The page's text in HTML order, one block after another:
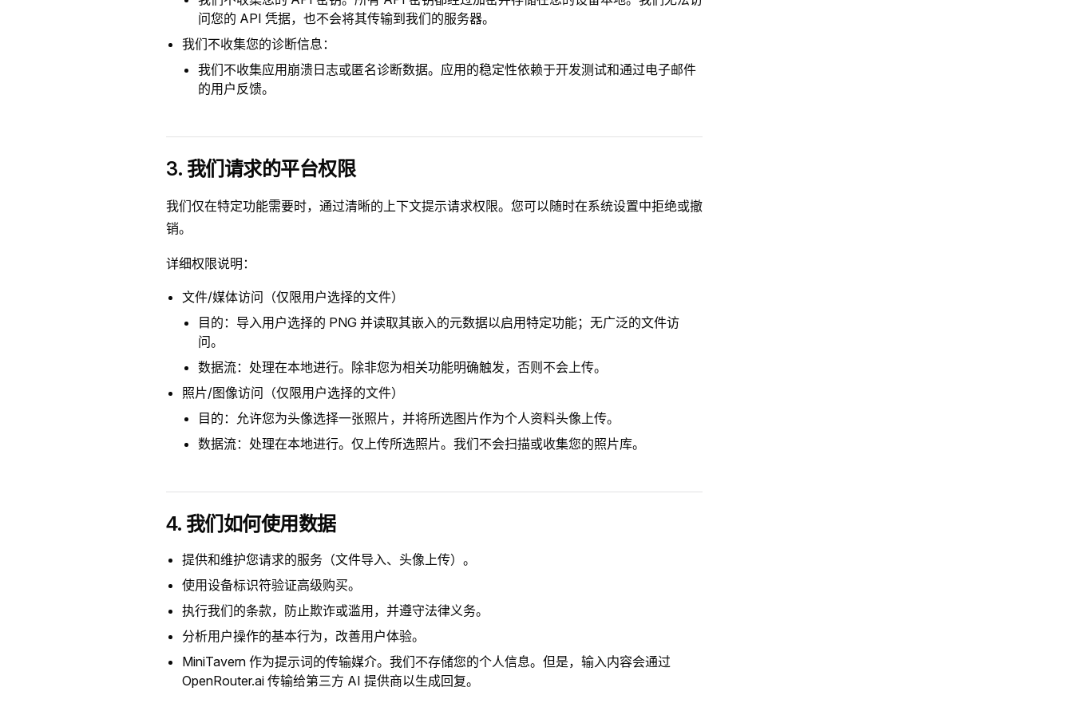
问您的 API 凭据，也不会将其传输到我们的服务器。
我们不收集您的诊断信息：
我们不收集应用崩溃日志或匿名诊断数据。应用的稳定性依赖于开发测试和通过电子邮件
的用户反馈。
3. 我们请求的平台权限
我们仅在特定功能需要时，通过清晰的上下文提示请求权限。您可以随时在系统设置中拒绝或撤
销。
详细权限说明：
文件/媒体访问（仅限用户选择的文件）
目的：导入用户选择的 PNG 并读取其嵌入的元数据以启用特定功能；无广泛的文件访
问。
数据流：处理在本地进行。除非您为相关功能明确触发，否则不会上传。
照片/图像访问（仅限用户选择的文件）
目的：允许您为头像选择一张照片，并将所选图片作为个人资料头像上传。
数据流：处理在本地进行。仅上传所选照片。我们不会扫描或收集您的照片库。
4. 我们如何使用数据
提供和维护您请求的服务（文件导入、头像上传）。
使用设备标识符验证高级购买。
执行我们的条款，防止欺诈或滥用，并遵守法律义务。
分析用户操作的基本行为，改善用户体验。
MiniTavern 作为提示词的传输媒介。我们不存储您的个人信息。但是，输入内容会通过
OpenRouter.ai 传输给第三方 AI 提供商以生成回复。